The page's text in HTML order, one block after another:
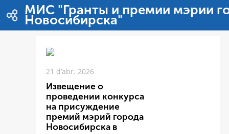
Salta al contigut
МИС "Гранты и премии мэрии
Новосибирска"
21 d’abr. 2026
Извещение о
проведении конкурса
на присуждение
премий мэрий города
Новосибирска в